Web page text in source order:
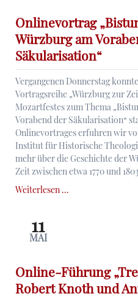
Onlinevortrag
Würzburg am
Säkularisation“
Vergangenen Donnerstag
Vortragsreihe „Würzburg zur
Mozartfestes zum Thema
Vorabend der Säkularisation“
Onlinevortrages erfuhren wir
Institut für Historische
mehr über die Geschichte der
Zeit zwischen etwa 1770 und
Weiterlesen …Onlinevortrag
Vorabend
der
Säkularisation“
11
MAI
Online-Führung
Robert Knoth und